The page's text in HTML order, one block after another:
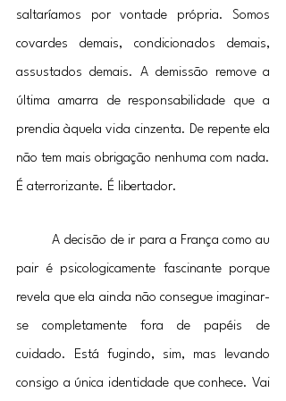
saltaríamos por vontade própria. Somos
covardes demais, condicionados demais,
assustados demais. A demissão remove a
última amarra de responsabilidade que a
prendia àquela vida cinzenta. De repente ela
não tem mais obrigação nenhuma com nada.
É aterrorizante. É libertador.
	A decisão de ir para a França como au
pair é psicologicamente fascinante porque
revela que ela ainda não consegue imaginar-
se completamente fora de papéis de
cuidado. Está fugindo, sim, mas levando
consigo a única identidade que conhece. Vai